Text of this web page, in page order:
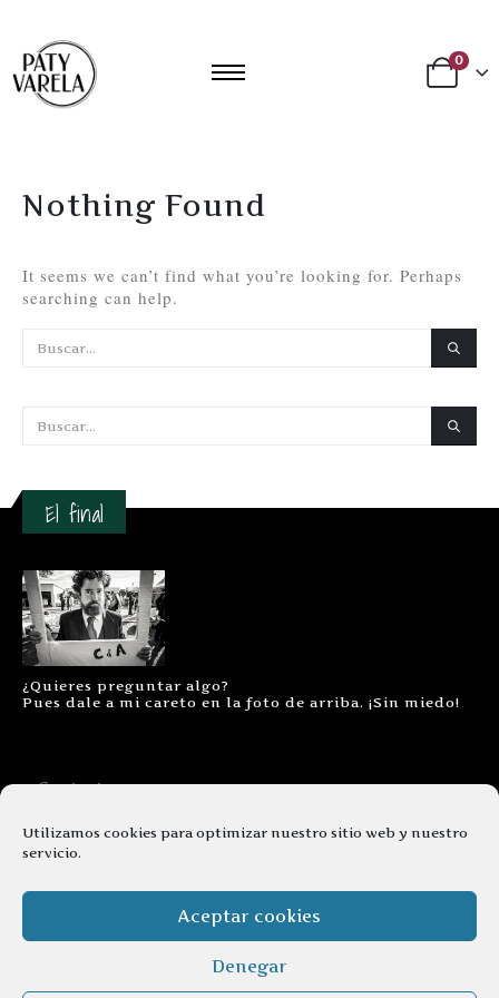
Utilizamos cookies para optimizar nuestro sitio web y nuestro
servicio.
Aceptar cookies
Denegar
0
Nothing Found
It seems we can’t find what you’re looking for. Perhaps
searching can help.
El final
¿Quieres preguntar algo?
Pues dale a mi careto en la foto de arriba. ¡Sin miedo!
Contacto
Aviso legal